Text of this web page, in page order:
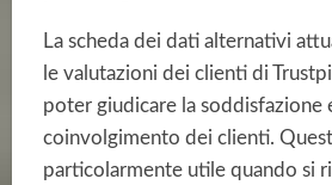
La scheda dei dati alternativi
le valutazioni dei clienti di
poter giudicare la soddisfazione
coinvolgimento dei clienti.
particolarmente utile quando si